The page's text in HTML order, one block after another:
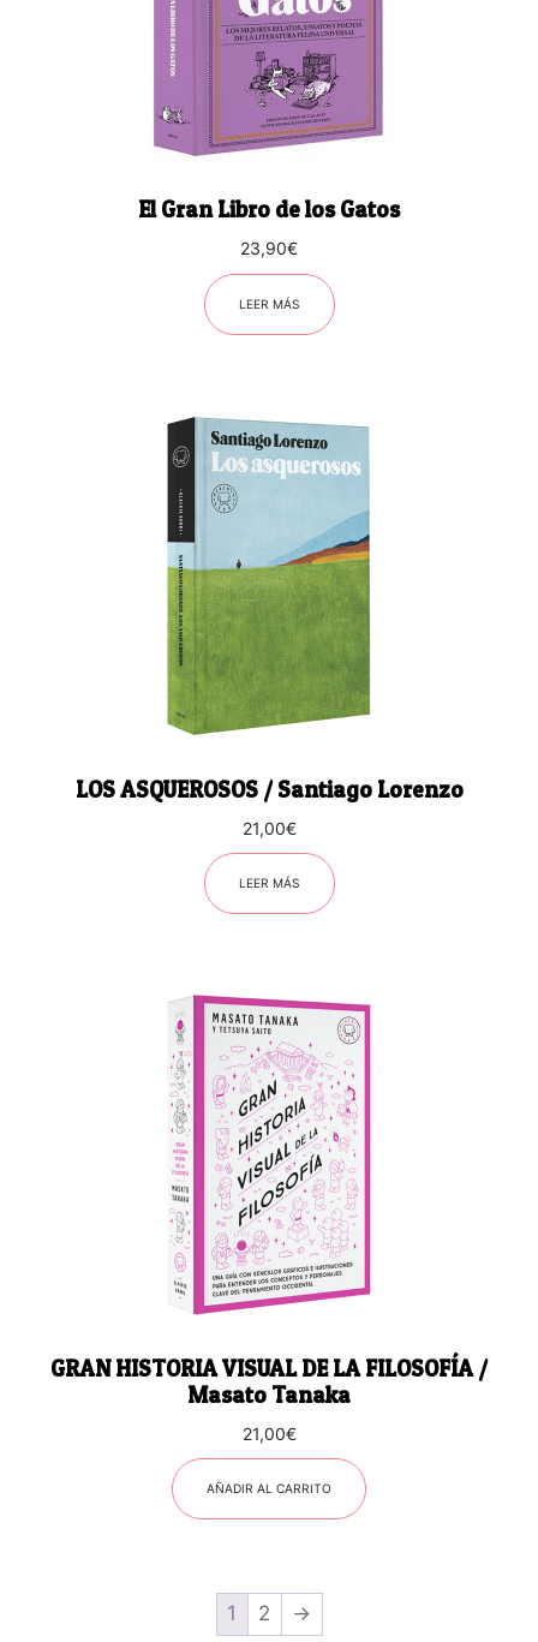
El Gran Libro de los Gatos
23,90€
LEER MÁS
LOS ASQUEROSOS / Santiago Lorenzo
21,00€
LEER MÁS
GRAN HISTORIA VISUAL DE LA FILOSOFÍA /
Masato Tanaka
21,00€
AÑADIR AL CARRITO
1 2 →